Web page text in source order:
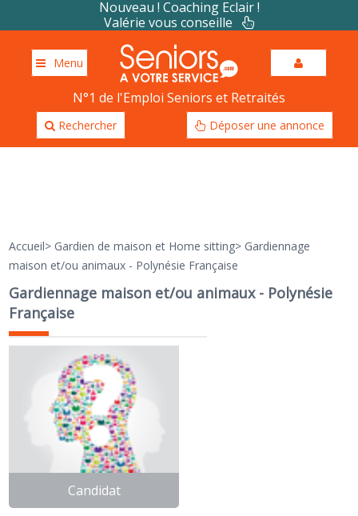
Nouveau ! Coaching Eclair !
Valérie vous conseille
Menu
N°1 de l'Emploi Seniors et Retraités
Rechercher Déposer une annonce
Accueil> Gardien de maison et Home sitting> Gardiennage
maison et/ou animaux - Polynésie Française
Gardiennage maison et/ou animaux - Polynésie
Française
Candidat